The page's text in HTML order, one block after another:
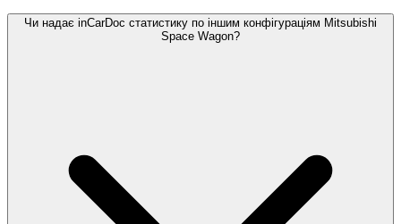
Чи надає inCarDoc статистику по іншим конфігураціям Mitsubishi
Space Wagon?